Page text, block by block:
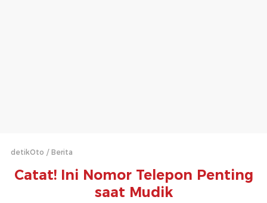
detikOto Berita
Catat! Ini Nomor Telepon Penting
saat Mudik